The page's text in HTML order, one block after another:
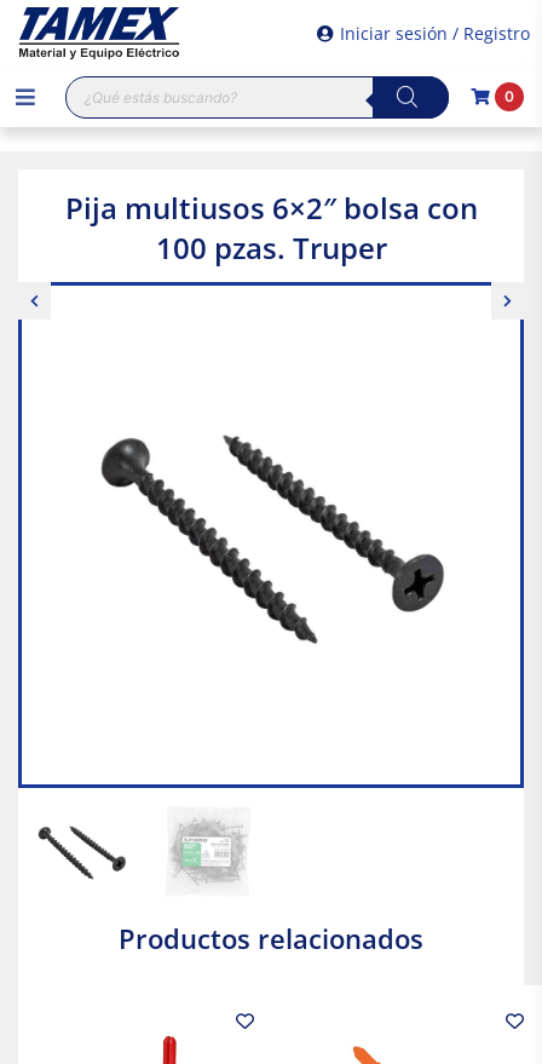
Iniciar sesión / Registro
Búsqueda
de
productos
0
Pija multiusos 6×2″ bolsa con
100 pzas. Truper
Productos relacionados